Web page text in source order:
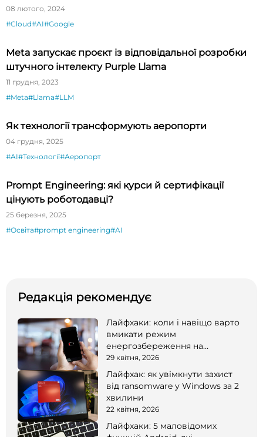
08 лютого, 2024
#Cloud#AI#Google
Meta запускає проєкт із відповідальної розробки
штучного інтелекту Purple Llama
11 грудня, 2023
#Meta#Llama#LLM
Як технології трансформують аеропорти
04 грудня, 2025
#AI#Технології#Аеропорт
Prompt Engineering: які курси й сертифікації
цінують роботодавці?
25 березня, 2025
#Освіта#prompt engineering#AI
Редакція рекомендує
Лайфхаки: коли і навіщо варто
вмикати режим
енергозбереження на
смартфоні
29 квітня, 2026
Лайфхак: як увімкнути захист
від ransomware у Windows за 2
хвилини
22 квітня, 2026
Лайфхаки: 5 маловідомих